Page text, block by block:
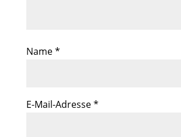
Name*
E-Mail-Adresse*